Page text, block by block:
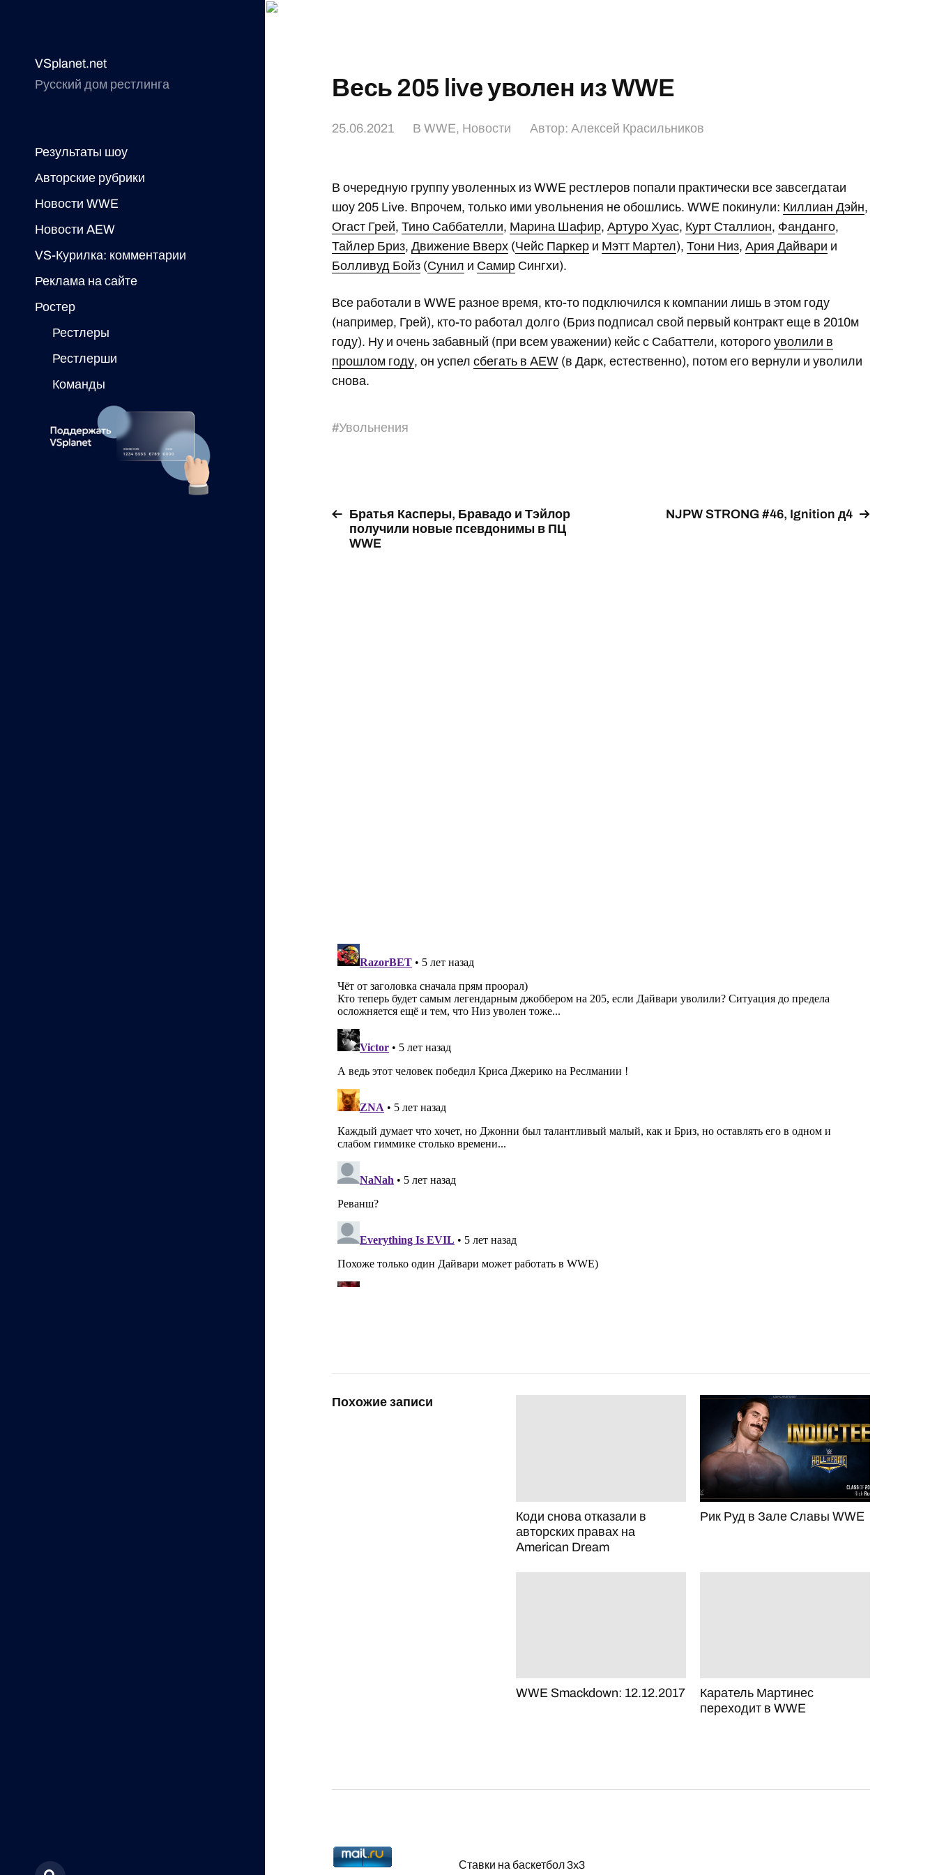
VSplanet.net
Русский дом рестлинга
Результаты шоу
Авторские рубрики
Новости WWE
Новости AEW
VS-Курилка: комментарии
Реклама на сайте
Ростер
Рестлеры
Рестлерши
Команды
Весь 205 live уволен из WWE
25.06.2021 ВWWE, Новости Автор:Алексей Красильников
В очередную группу уволенных из WWE рестлеров попали практически все завсегдатаи
шоу 205 Live. Впрочем, только ими увольнения не обошлись. WWE покинули: Киллиан Дэйн,
Огаст Грей,Тино Саббателли, Марина Шафир,Артуро Хуас, Курт Сталлион, Фанданго,
Тайлер Бриз,Движение Вверх (Чейс Паркер и Мэтт Мартел),Тони Низ,Ария Дайвари и
Болливуд Бойз (Сунил и Самир Сингхи).
Все работали в WWE разное время, кто-то подключился к компании лишь в этом году
(например, Грей), кто-то работал долго (Бриз подписал свой первый контракт еще в 2010м
году). Ну и очень забавный (при всем уважении) кейс с Сабаттели, которогоуволили в
прошлом году, он успелсбегать в AEW (в Дарк, естественно), потом его вернули и уволили
снова.
#Увольнения
Братья Касперы, Бравадо и Тэйлор
получили новые псевдонимы в ПЦ
WWE
NJPW STRONG #46, Ignition д4
Похожие записи
Коди снова отказали в
авторских правах на
American Dream
Рик Руд в Зале Славы WWE
WWE Smackdown: 12.12.2017
Каратель Мартинес
переходит в WWE
Ставки на баскетбол 3x3